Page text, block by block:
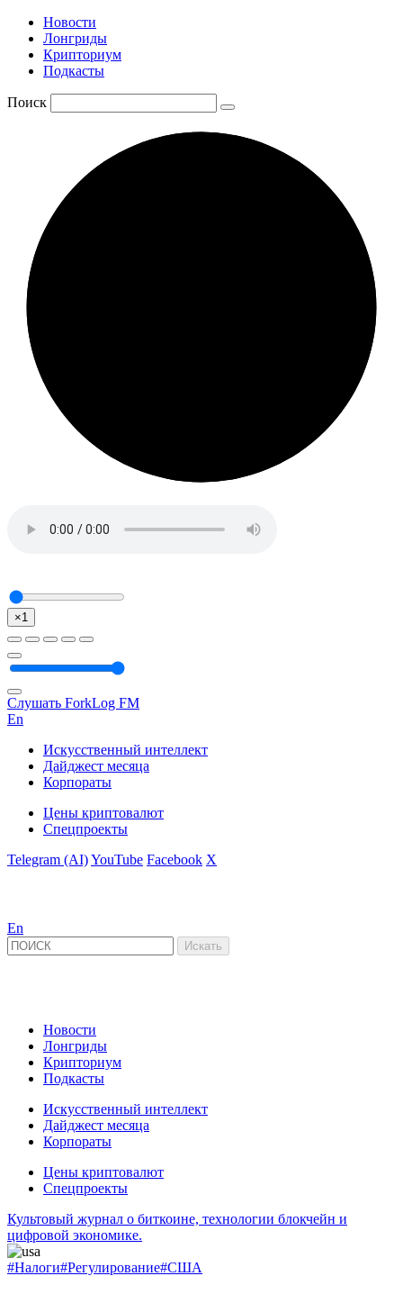
Новости
Лонгриды
Крипториум
Подкасты
Поиск
×1
Слушать ForkLog FM
En
Искусственный интеллект
Дайджест месяца
Корпораты
Цены криптовалют
Спецпроекты
Telegram (AI)YouTube Facebook X
En
Новости
Лонгриды
Крипториум
Подкасты
Искусственный интеллект
Дайджест месяца
Корпораты
Цены криптовалют
Спецпроекты
Культовый журнал о биткоине, технологии блокчейн и
цифровой экономике.
#Налоги#Регулирование#США